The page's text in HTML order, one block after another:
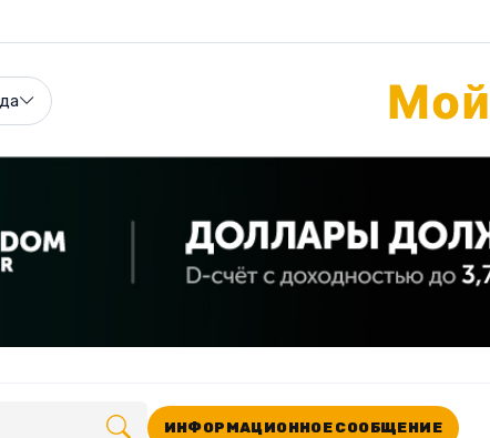
ИНФОРМАЦИОННОЕ СООБЩЕНИЕ